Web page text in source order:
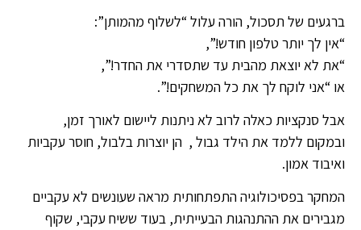
ברגעים של תסכול, הורה עלול “לשלוף מהמותן”:
“אין לך יותר טלפון חודש!”,
“את לא יוצאת מהבית עד שתסדרי את החדר!”,
או “אני לוקח לך את כל המשחקים!”.
אבל סנקציות כאלה לרוב לא ניתנות ליישום לאורך זמן,
ובמקום ללמד את הילד גבול , הן יוצרות בלבול, חוסר עקביות
ואיבוד אמון.
המחקר בפסיכולוגיה התפתחותית מראה שעונשים לא עקביים
מגבירים את ההתנהגות הבעייתית, בעוד ששיח עקבי, שקוף